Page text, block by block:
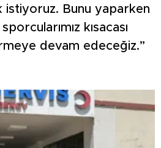
Bunu yaparken
kısacası
devam edeceğiz.”